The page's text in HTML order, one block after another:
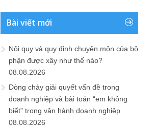
Bài viết mới
Nội quy và quy định chuyên môn của bộ
phận được xây như thế nào?
08.08.2026
Dòng chảy giải quyết vấn đề trong
doanh nghiệp và bài toán “em không
biết” trong vận hành doanh nghiệp
08.08.2026